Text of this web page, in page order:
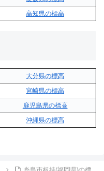
高知県の標高
大分県の標高
宮崎県の標高
鹿児島県の標高
沖縄県の標高